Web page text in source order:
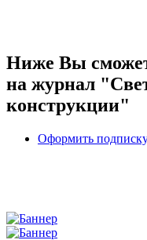
Ниже Вы
на журнал
конструкции"
Оформить